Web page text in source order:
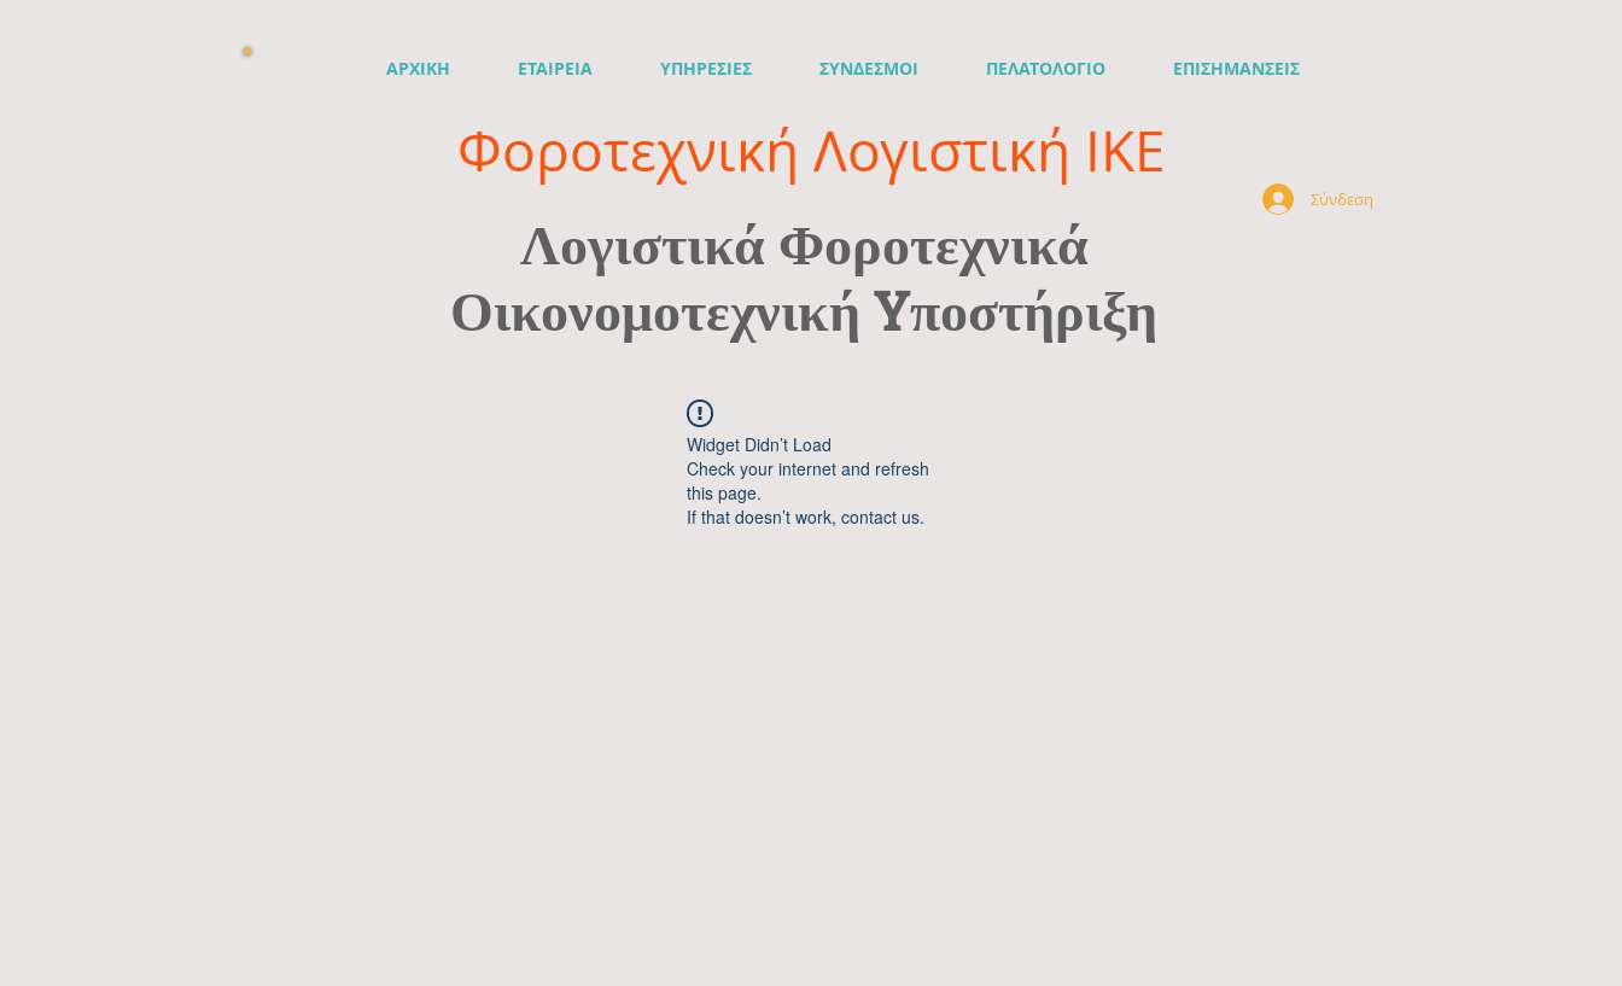
ΑΡΧΙΚΗ ΕΤΑΙΡΕΙΑ ΥΠΗΡΕΣΙΕΣ ΣΥΝΔΕΣΜΟΙ ΠΕΛΑΤΟΛΟΓΙΟ ΕΠΙΣΗΜΑΝΣΕΙΣ
Φοροτεχνική Λογιστική ΙΚΕ
Λογιστικά Φοροτεχνικά
Οικονομοτεχνική Yποστήριξη
Σύνδεση
Widget Didn’t Load
Check your internet and refresh
this page.
If that doesn’t work, contact us.